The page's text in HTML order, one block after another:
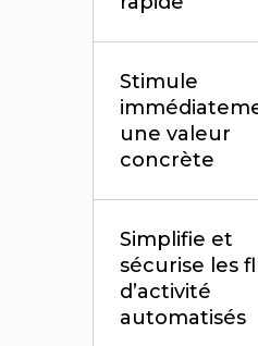
Stimule
une valeur
concrète
Simplifie et
sécurise les
d’activité
automatisés